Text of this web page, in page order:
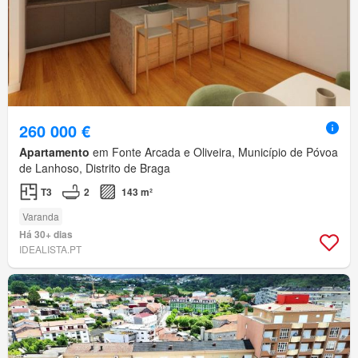
260 000 €
Apartamento em Fonte Arcada e Oliveira, Município de Póvoa
de Lanhoso, Distrito de Braga
T3 2 143 m²
Varanda
Há 30+ dias
IDEALISTA.PT